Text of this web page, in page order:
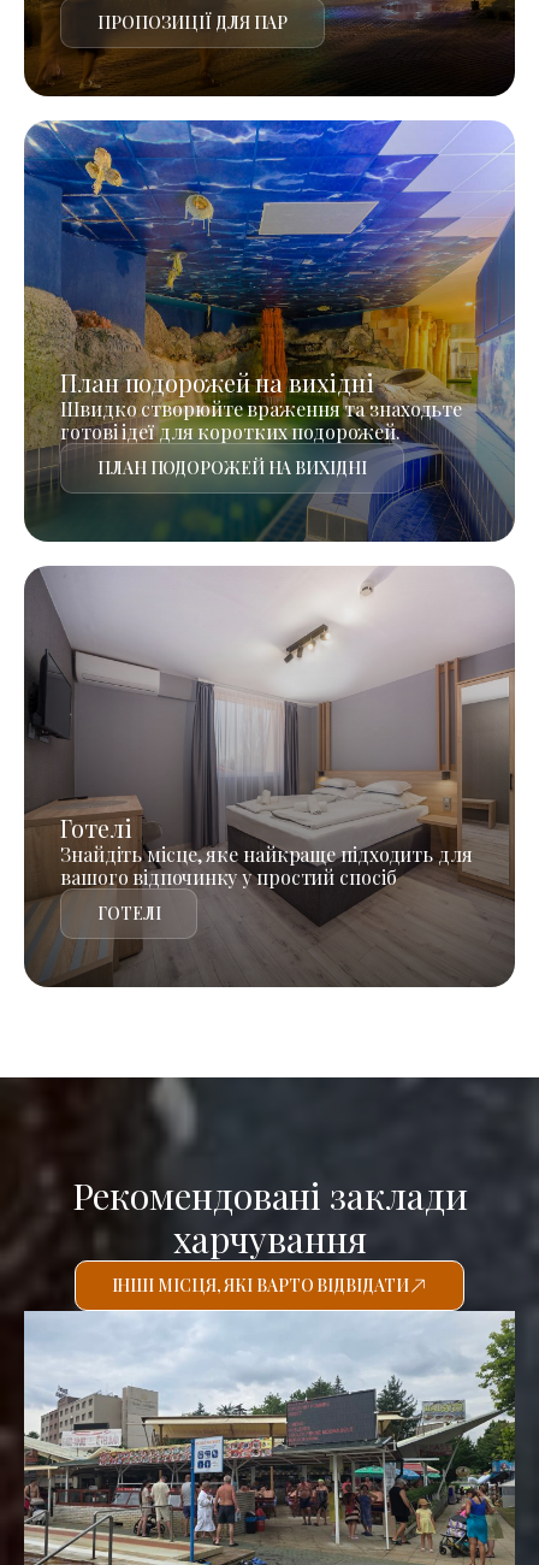
ПРОПОЗИЦІЇ ДЛЯ ПАР
План подорожей на вихідні
Швидко створюйте враження та знаходьте
готові ідеї для коротких подорожей.
ПЛАН ПОДОРОЖЕЙ НА ВИХІДНІ
Готелі
Знайдіть місце, яке найкраще підходить для
вашого відпочинку у простий спосіб
ГОТЕЛІ
Рекомендовані заклади
харчування
ІНШІ МІСЦЯ, ЯКІ ВАРТО ВІДВІДАТИ